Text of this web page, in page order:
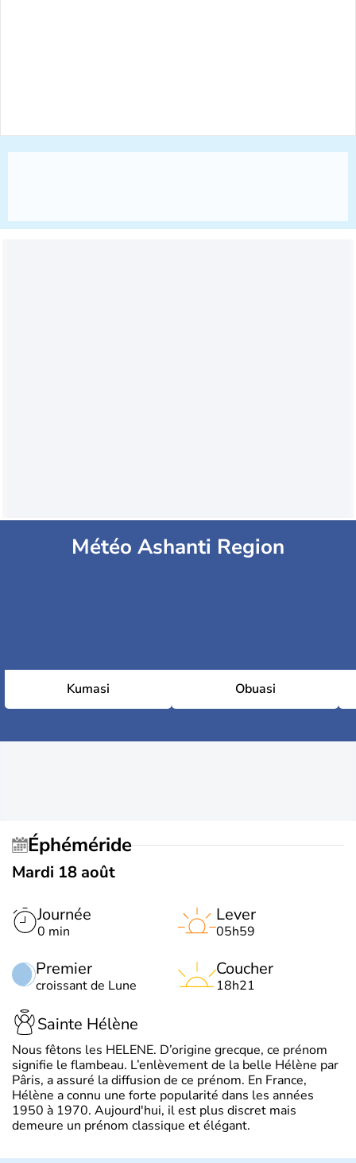
Météo Ashanti Region
Kumasi Obuasi
Éphéméride
Mardi 18 août
Journée
0 min
Premier
croissant de Lune
Lever
05h59
Coucher
18h21
Sainte Hélène
Nous fêtons les HELENE. D’origine grecque, ce prénom
signifie le flambeau. L’enlèvement de la belle Hélène par
Pâris, a assuré la diffusion de ce prénom. En France,
Hélène a connu une forte popularité dans les années
1950 à 1970. Aujourd'hui, il est plus discret mais
demeure un prénom classique et élégant.